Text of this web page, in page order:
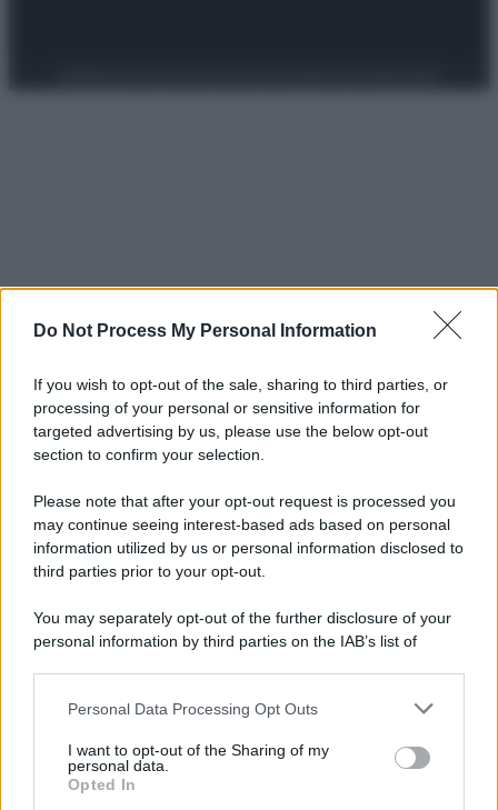
Do Not Process My Personal Information
If you wish to opt-out of the sale, sharing to third parties, or
processing of your personal or sensitive information for
targeted advertising by us, please use the below opt-out
section to confirm your selection.
Please note that after your opt-out request is processed you
may continue seeing interest-based ads based on personal
information utilized by us or personal information disclosed to
third parties prior to your opt-out.
You may separately opt-out of the further disclosure of your
personal information by third parties on the IAB’s list of
This information may also be disclosed by us to third parties
disclose it to other third parties.
Please note that this website/app uses one or more Google
Personal Data Processing Opt Outs
I want to opt-out of the Sharing of my
personal data.
Opted In